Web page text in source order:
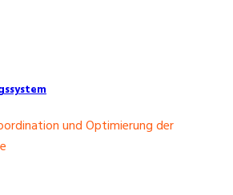
und Optimierung der